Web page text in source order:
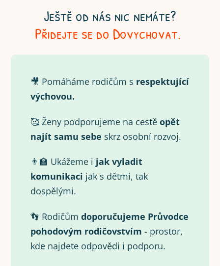
Ještě od nás nic nemáte?
Přidejte se do Dovychovat.
🎥 Pomáháme rodičům s respektující
výchovou.
🥰 Ženy podporujeme na cestěopět
najít samu sebe skrz osobní rozvoj.
👨‍🏫 Ukážeme i jak vyladit
komunikaci jak s dětmi, tak
dospělými.
👣 Rodičůmdoporučujeme Průvodce
pohodovým rodičovstvím - prostor,
kde najdete odpovědi i podporu.